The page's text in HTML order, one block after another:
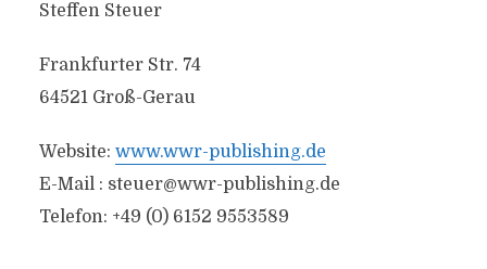
Steffen Steuer
Frankfurter Str. 74
64521 Groß-Gerau
Website: www.wwr-publishing.de
E-Mail : steuer@wwr-publishing.de
Telefon: +49 (0) 6152 9553589